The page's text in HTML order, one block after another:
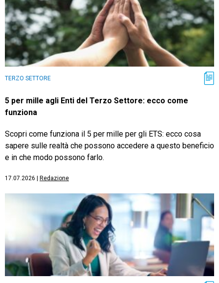
TERZO SETTORE
5 per mille agli Enti del Terzo Settore: ecco come
funziona
Scopri come funziona il 5 per mille per gli ETS: ecco cosa
sapere sulle realtà che possono accedere a questo beneficio
e in che modo possono farlo.
17.07.2026 Redazione